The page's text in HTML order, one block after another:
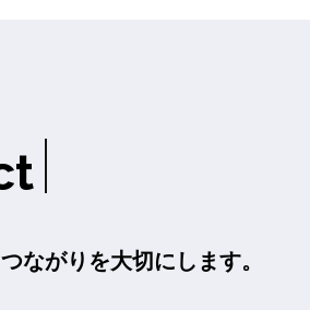
t
ながりを大切にします。